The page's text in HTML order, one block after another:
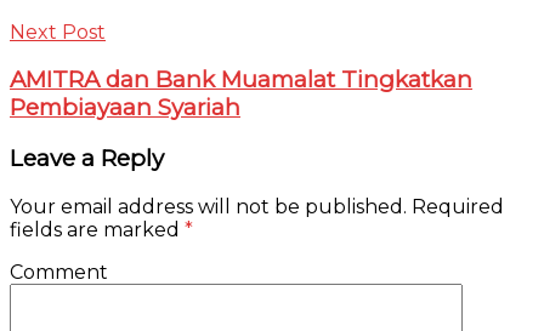
Next Post
AMITRA dan Bank Muamalat Tingkatkan
Pembiayaan Syariah
Leave a Reply
Your email address will not be published. Required
fields are marked *
Comment